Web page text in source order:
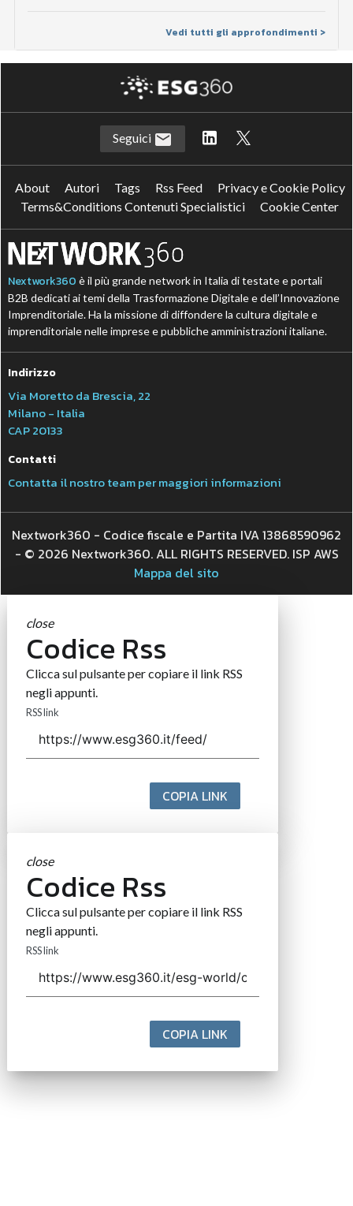
Vedi tutti gli approfondimenti >
Seguici
About Autori Tags Rss Feed
Privacy e Cookie Policy
Terms&Conditions Contenuti Specialistici
Cookie Center
Nextwork360 è il più grande network in Italia di testate e portali
B2B dedicati ai temi della Trasformazione Digitale e dell’Innovazione
Imprenditoriale. Ha la missione di diffondere la cultura digitale e
imprenditoriale nelle imprese e pubbliche amministrazioni italiane.
Indirizzo
Via Moretto da Brescia, 22
Milano - Italia
CAP 20133
Contatti
Contatta il nostro team per maggiori informazioni
Nextwork360 - Codice fiscale e Partita IVA 13868590962
- © 2026 Nextwork360. ALL RIGHTS RESERVED. ISP AWS
Mappa del sito
close
Codice Rss
Clicca sul pulsante per copiare il link RSS
negli appunti.
RSS link
COPIA LINK
close
Codice Rss
Clicca sul pulsante per copiare il link RSS
negli appunti.
RSS link
COPIA LINK